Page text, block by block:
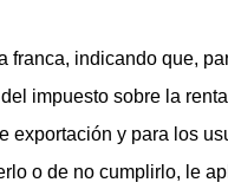
franca, indicando que,
impuesto sobre la
exportación y para los
o de no cumplirlo, le